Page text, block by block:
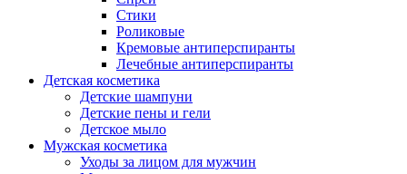
Стики
Роликовые
Кремовые антиперспиранты
Лечебные антиперспиранты
Детская косметика
Детские шампуни
Детские пены и гели
Детское мыло
Мужская косметика
Уходы за лицом для мужчин